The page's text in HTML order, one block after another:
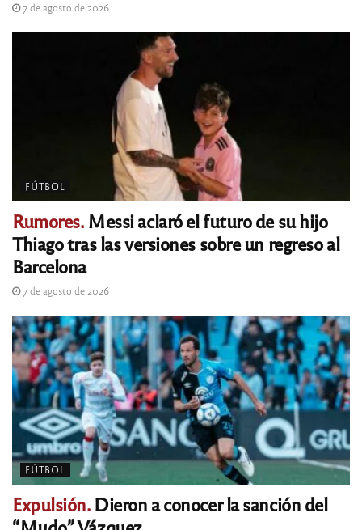
7 de agosto de 2026
FÚTBOL
Rumores.Messi aclaró el futuro de su hijo
Thiago tras las versiones sobre un regreso al
Barcelona
7 de agosto de 2026
FÚTBOL
Expulsión.Dieron a conocer la sanción del